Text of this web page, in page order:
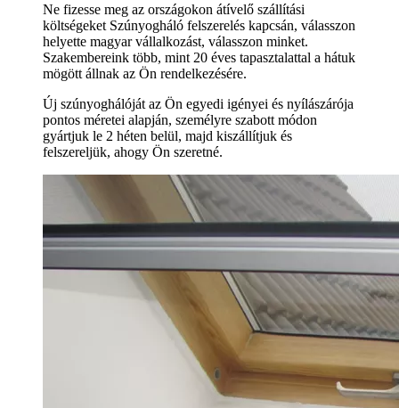
Ne fizesse meg az országokon átívelő szállítási
költségeket Szúnyogháló felszerelés kapcsán, válasszon
helyette magyar vállalkozást, válasszon minket.
Szakembereink több, mint 20 éves tapasztalattal a hátuk
mögött állnak az Ön rendelkezésére.
Új szúnyoghálóját az Ön egyedi igényei és nyílászárója
pontos méretei alapján, személyre szabott módon
gyártjuk le 2 héten belül, majd kiszállítjuk és
felszereljük, ahogy Ön szeretné.